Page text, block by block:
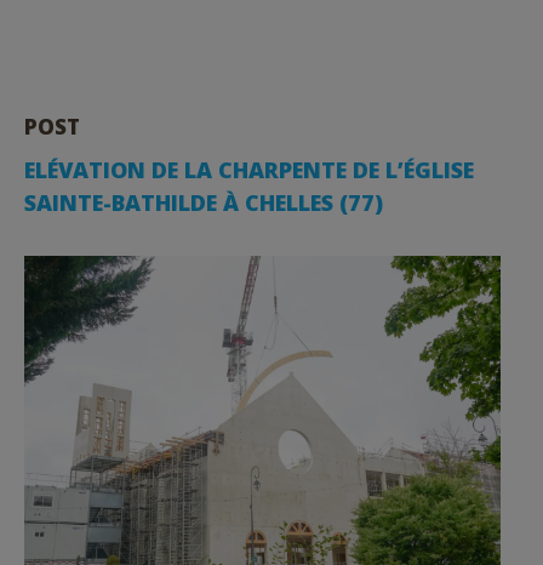
POST
ELÉVATION DE LA CHARPENTE DE L’ÉGLISE
SAINTE-BATHILDE À CHELLES (77)